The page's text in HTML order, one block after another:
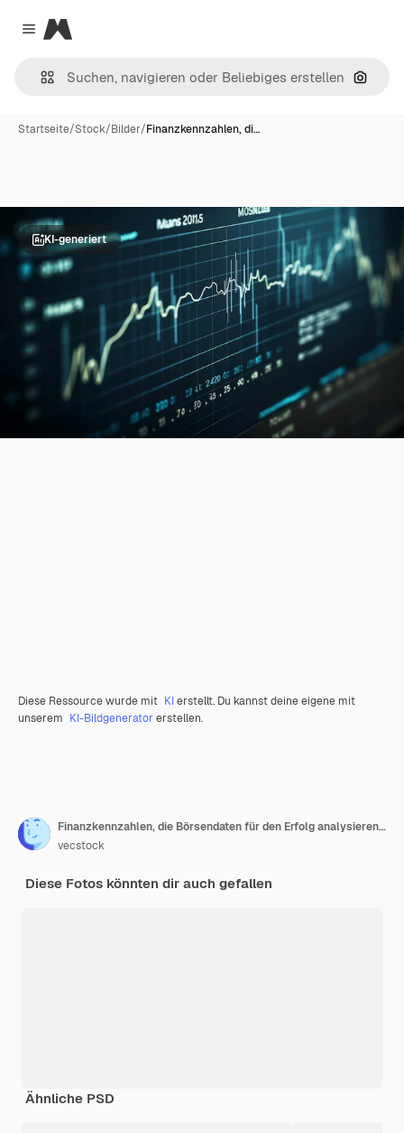
Close menu
Magnific
Nach
Startseite/Stock/Bilder/Finanzkennzahlen, di…
KI-generiert
Diese Ressource wurde mit KIerstellt. Du kannst deine eigene mit
unserem KI-Bildgenerator erstellen.
Finanzkennzahlen, die Börsendaten für den Erfolg analysieren, die von KI generiert werden
vecstock
Diese Fotos könnten dir auch gefallen
Ähnliche PSD